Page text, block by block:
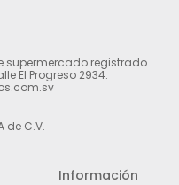
supermercado registrado.
El Progreso 2934.
de C.V.
Información